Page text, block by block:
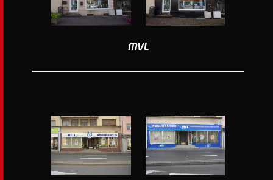
MVL